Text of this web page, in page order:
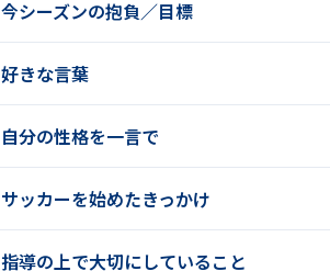
今シーズンの抱負／目標
好きな言葉
自分の性格を一言で
サッカーを始めたきっかけ
指導の上で大切にしていること